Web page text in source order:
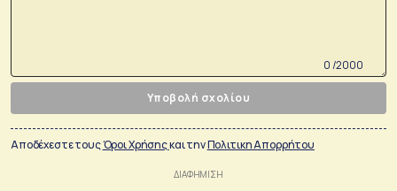
0 /2000
Υποβολή σχολίου
Αποδέχεστε τουςΌροι Χρήσηςκαι τηνΠολιτικη Απορρήτου